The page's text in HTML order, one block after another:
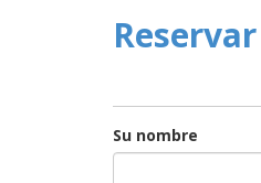
Reservar
Su nombre